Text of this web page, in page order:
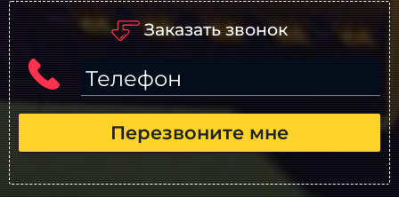
Заказать звонок
Телефон
Перезвоните мне